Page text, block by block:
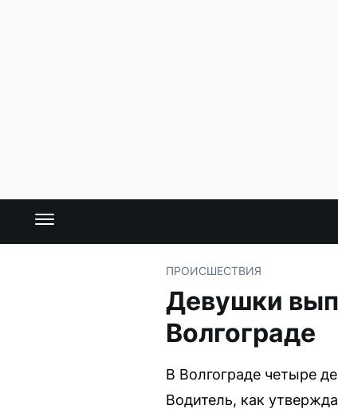
ПРОИСШЕСТВИЯ
Девушки
Волгограде
В Волгограде четыре
Водитель, как